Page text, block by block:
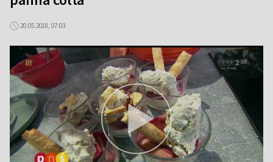
20.05.2018, 07:03